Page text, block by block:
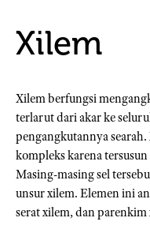
Xilem
Xilem berfungsi
terlarut dari akar ke
pengangkutannya
kompleks karena
Masing-masing sel
unsur xilem. Elemen ini
serat xilem, dan parenkim